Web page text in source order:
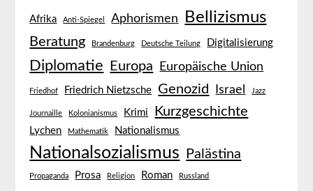
Afrika Anti-Spiegel Aphorismen Bellizismus
Beratung Brandenburg Deutsche Teilung Digitalisierung
Diplomatie Europa Europäische Union
Friedhof Friedrich Nietzsche Genozid Israel Jazz
Journaille Kolonianismus Krimi Kurzgeschichte
Lychen Mathematik Nationalismus
Nationalsozialismus Palästina
Propaganda Prosa Religion Roman Russland